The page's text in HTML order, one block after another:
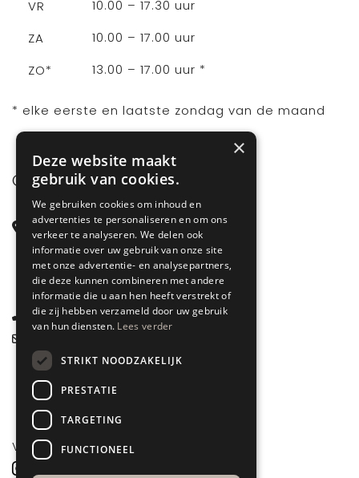
VR
10.00 – 17.30 uur
ZA
10.00 – 17.00 uur
ZO*
13.00 – 17.00 uur *
* elke eerste en laatste zondag van de maand
CONTACT
Steenstraat 71
6828 CD Arnhem
Gelderland
085 877 0704
VOLG ONS
×
Deze website maakt
gebruik van cookies.
We gebruiken cookies om inhoud en
advertenties te personaliseren en om ons
verkeer te analyseren. We delen ook
informatie over uw gebruik van onze site
met onze advertentie- en analysepartners,
die deze kunnen combineren met andere
informatie die u aan hen heeft verstrekt of
die zij hebben verzameld door uw gebruik
van hun diensten. Lees verder
STRIKT NOODZAKELIJK
PRESTATIE
TARGETING
FUNCTIONEEL